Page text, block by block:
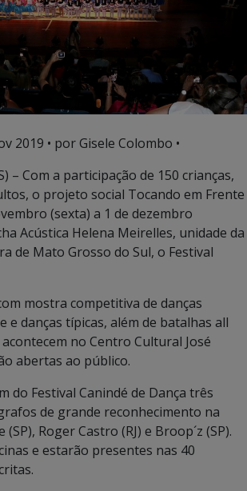
2019 • por Gisele Colombo •
– Com a participação de 150 crianças,
o projeto social Tocando em Frente
(sexta) a 1 de dezembro
Acústica Helena Meirelles, unidade da
de Mato Grosso do Sul, o Festival
mostra competitiva de danças
e danças típicas, além de batalhas all
acontecem no Centro Cultural José
abertas ao público.
do Festival Canindé de Dança três
de grande reconhecimento na
Roger Castro (RJ) e Broop´z (SP).
e estarão presentes nas 40